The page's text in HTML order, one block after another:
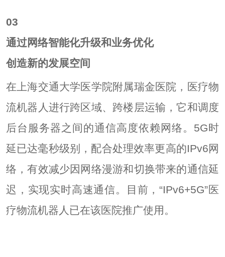
03
通过网络智能化升级和业务优化
创造新的发展空间
在上海交通大学医学院附属瑞金医院，医疗物
流机器人进行跨区域、跨楼层运输，它和调度
后台服务器之间的通信高度依赖网络。5G时
延已达毫秒级别，配合处理效率更高的IPv6网
络，有效减少因网络漫游和切换带来的通信延
迟，实现实时高速通信。目前，“IPv6+5G”医
疗物流机器人已在该医院推广使用。